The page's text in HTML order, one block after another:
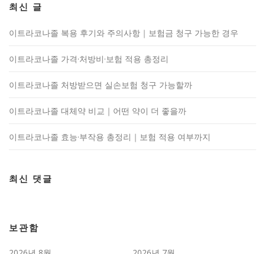
최신 글
이트라코나졸 복용 후기와 주의사항｜보험금 청구 가능한 경우
이트라코나졸 가격·처방비·보험 적용 총정리
이트라코나졸 처방받으면 실손보험 청구 가능할까
이트라코나졸 대체약 비교｜어떤 약이 더 좋을까
이트라코나졸 효능·부작용 총정리｜보험 적용 여부까지
최신 댓글
보관함